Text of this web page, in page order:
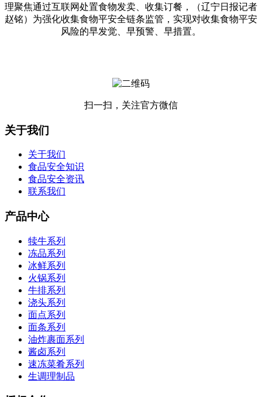
理聚焦通过互联网处置食物发卖、收集订餐，（辽宁日报记者
赵铭）为强化收集食物平安全链条监管，实现对收集食物平安
风险的早发觉、早预警、早措置。
扫一扫，关注官方微信
关于我们
关于我们
食品安全知识
食品安全资讯
联系我们
产品中心
犊牛系列
冻品系列
冰鲜系列
火锅系列
牛排系列
浇头系列
面点系列
面条系列
油炸裹面系列
酱卤系列
速冻菜肴系列
生调理制品